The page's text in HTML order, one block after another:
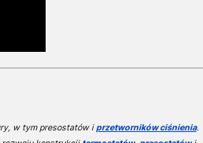
w tym presostatów iprzetworników ciśnienia.